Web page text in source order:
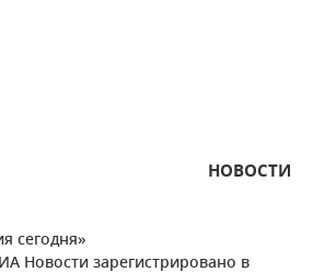
НОВОСТИ
сегодня»
Новости зарегистрировано в